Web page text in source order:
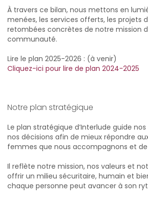
À travers ce bilan, nous mettons en
menées, les services offerts, les projets
retombées concrètes de notre mission
communauté.
Lire le plan 2025-2026 : (à venir)
Cliquez-ici pour lire de plan 2024-2025
Notre plan stratégique
Le plan stratégique d’Interlude guide
nos décisions afin de mieux répondre
femmes que nous accompagnons et
Il reflète notre mission, nos valeurs et
offrir un milieu sécuritaire, humain et
chaque personne peut avancer à son